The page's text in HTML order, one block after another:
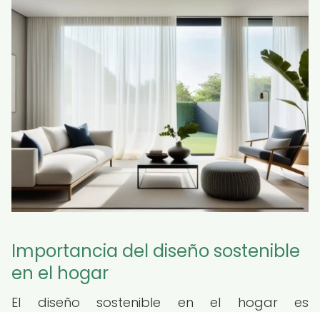
Importancia del diseño sostenible
en el hogar
El diseño sostenible en el hogar es